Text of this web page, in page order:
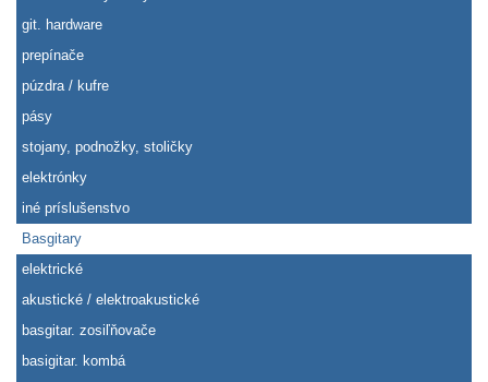
git. hardware
prepínače
púzdra / kufre
pásy
stojany, podnožky, stoličky
elektrónky
iné príslušenstvo
Basgitary
elektrické
akustické / elektroakustické
basgitar. zosiľňovače
basigitar. kombá